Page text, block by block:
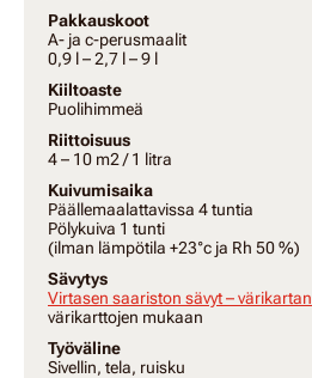
Pakkauskoot
A- ja c-perusmaalit
0,9 l – 2,7 l – 9 l
Kiiltoaste
Puolihimmeä
Riittoisuus
4 – 10 m2 / 1 litra
Kuivumisaika
Päällemaalattavissa 4 tuntia
Pölykuiva 1 tunti
(ilman lämpötila +23°c ja Rh 50 %)
Sävytys
Virtasen saariston sävyt – värikartan
värikarttojen mukaan
Työväline
Sivellin, tela, ruisku